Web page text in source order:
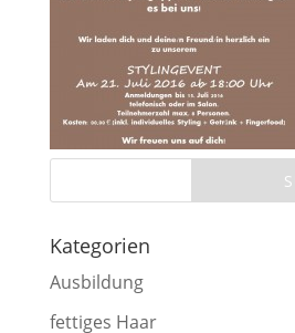
Kategorien
Ausbildung
fettiges Haar